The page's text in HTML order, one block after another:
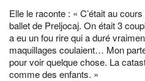
Elle le raconte : « C’était au
ballet de Preljocaj. On était 3
a eu un fou rire qui a duré
maquillages coulaient… Mon
pour voir quelque chose. La
comme des enfants. »